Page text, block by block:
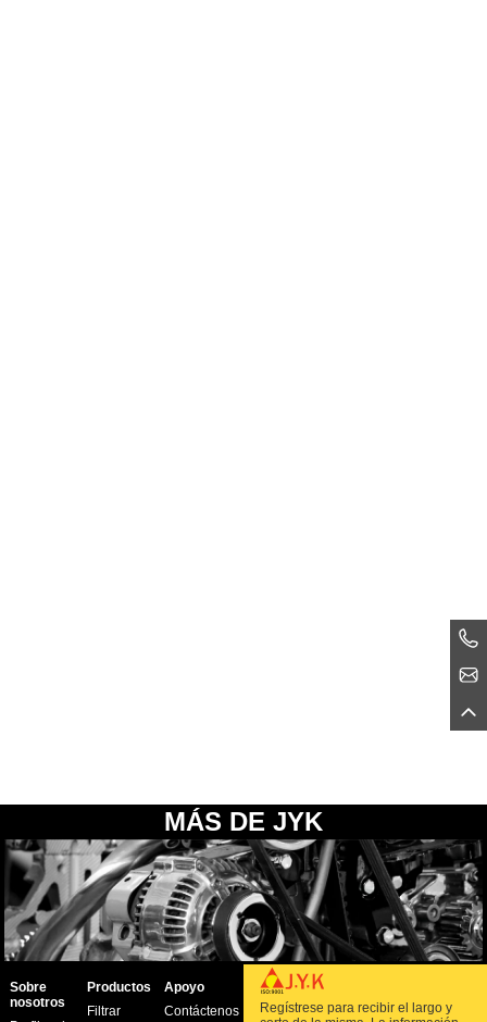
MÁS DE JYK
Sobre
nosotros
Productos
Filtrar
Apoyo
Contáctenos
Regístrese para recibir el largo y